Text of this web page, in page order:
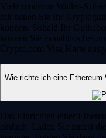
Viele moderne Wallet-
mit denen Sie Ihr
können. Sobald Ihr
können Sie es nahtlos bei
Crypto.com Visa Karte
Wie richte ich eine
Das Einrichten einer
einfach. Laden Sie zuerst